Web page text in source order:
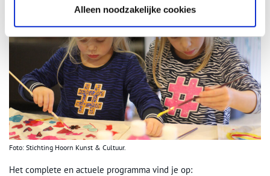
Alleen noodzakelijke cookies
Foto: Stichting Hoorn Kunst & Cultuur.
Het complete en actuele programma vind je op: